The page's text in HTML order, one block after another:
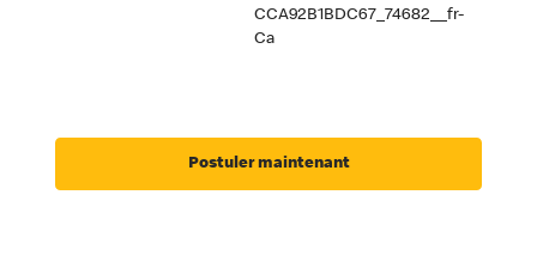
CCA92B1BDC67_74682__fr-
Ca
Postuler maintenant